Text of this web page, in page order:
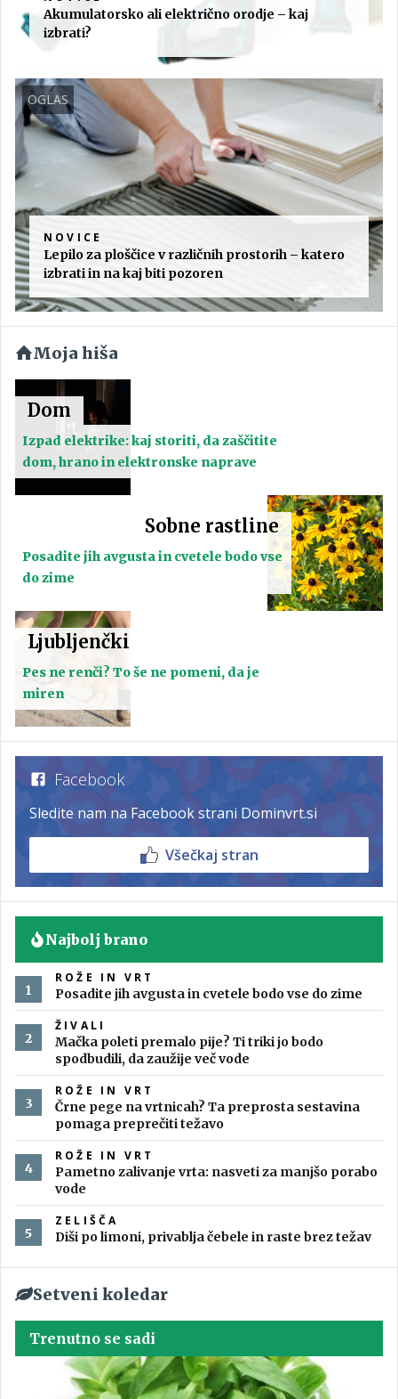
Akumulatorsko ali električno orodje – kaj
izbrati?
OGLAS
NOVICE
Lepilo za ploščice v različnih prostorih – katero
izbrati in na kaj biti pozoren
Moja hiša
Dom
Izpad elektrike: kaj storiti, da zaščitite
dom, hrano in elektronske naprave
Sobne rastline
Posadite jih avgusta in cvetele bodo vse
do zime
Ljubljenčki
Pes ne renči? To še ne pomeni, da je
miren
Facebook
Sledite nam na Facebook strani Dominvrt.si
Všečkaj stran
Najbolj brano
ROŽE IN VRT
Posadite jih avgusta in cvetele bodo vse do zime
ŽIVALI
Mačka poleti premalo pije? Ti triki jo bodo
spodbudili, da zaužije več vode
ROŽE IN VRT
Črne pege na vrtnicah? Ta preprosta sestavina
pomaga preprečiti težavo
ROŽE IN VRT
Pametno zalivanje vrta: nasveti za manjšo porabo
vode
ZELIŠČA
Diši po limoni, privablja čebele in raste brez težav
Setveni koledar
Trenutno se sadi